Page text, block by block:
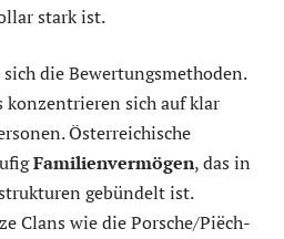
stark ist.
die Bewertungsmethoden.
sich auf klar
Österreichische
Familienvermögen, das in
gebündelt ist.
Clans wie die Porsche/Piëch-